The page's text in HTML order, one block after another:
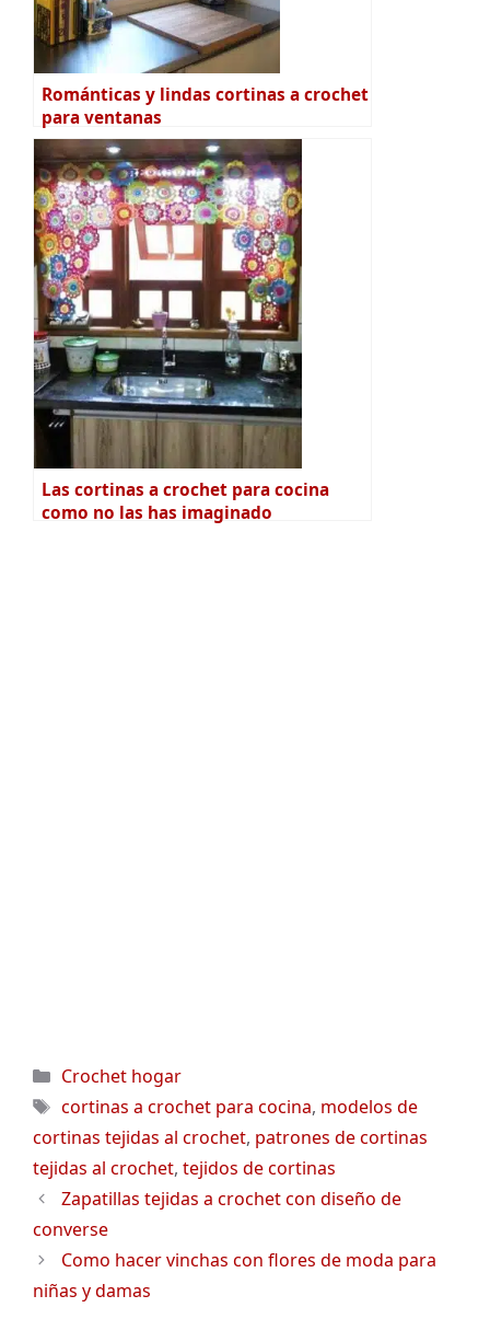
Románticas y lindas cortinas a crochet
para ventanas
Las cortinas a crochet para cocina
como no las has imaginado
Categorías
Crochet hogar
Etiquetas
cortinas a crochet para cocina, modelos de
cortinas tejidas al crochet, patrones de cortinas
tejidas al crochet, tejidos de cortinas
Zapatillas tejidas a crochet con diseño de
converse
Como hacer vinchas con flores de moda para
niñas y damas